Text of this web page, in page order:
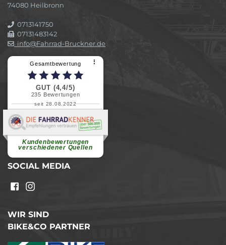
74080 Heilbronn
0713141750
07131483142
info@Fahrrad-Bruckner.de
Gesamtbewertung ⠇
GUT (4,4/5)
235 Bewertungen
seit 28.08.2022
Kundenbewertungen
verschiedener Quellen
Elvira B.
Superschnelle und freundliche
weiterlesen
SOCIAL MEDIA
WIR SIND
BIKE&CO PARTNER